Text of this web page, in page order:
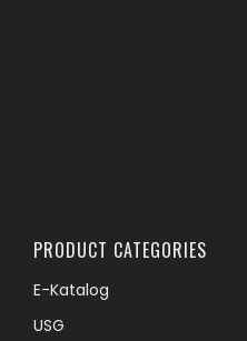
PRODUCT CATEGORIES
E-Katalog
USG